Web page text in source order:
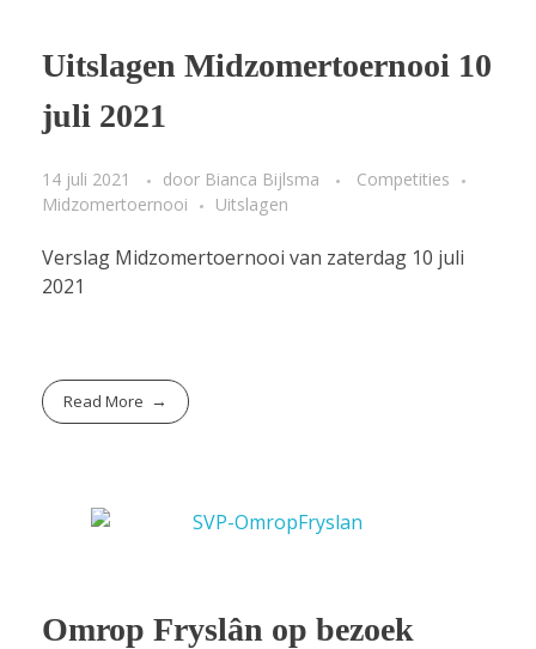
Uitslagen Midzomertoernooi 10
juli 2021
14 juli 2021 door Bianca Bijlsma
Competities
Midzomertoernooi
Uitslagen
Verslag Midzomertoernooi van zaterdag 10 juli
2021
Read More
Omrop Fryslân op bezoek